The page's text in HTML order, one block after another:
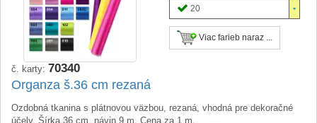
20
Viac farieb naraz ...
č. karty: 70340
Organza š.36 cm rezaná
Ozdobná tkanina s plátnovou väzbou, rezaná, vhodná pre dekoračné
účely. Šírka 36 cm, návin 9 m. Cena za 1 m.